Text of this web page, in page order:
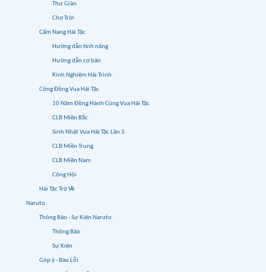
Thư Giãn
Chợ Trời
Cẩm Nang Hải Tặc
Hướng dẫn tính năng
Hướng dẫn cơ bản
Kinh Nghiệm Hải Trình
Cộng Đồng Vua Hải Tặc
10 Năm Đồng Hành Cùng Vua Hải Tặc
CLB Miền Bắc
Sinh Nhật Vua Hải Tặc Lần 3
CLB Miền Trung
CLB Miền Nam
Công Hội
Hải Tặc Trở Về
Naruto
Thông Báo - Sự Kiện Naruto
Thông Báo
Sự Kiện
Góp ý - Báo Lỗi